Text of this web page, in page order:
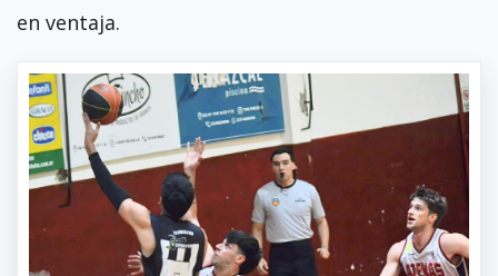
en ventaja.